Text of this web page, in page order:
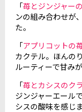
「苺とジンジャー
ンの組み合わせが
た。
「アプリコットの
カクテル。ほんの
ルーティーで甘み
「苺とカシスのク
ジンジャーエール
シスの酸味を感じ